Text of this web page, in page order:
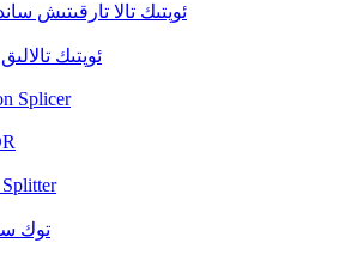
ئوپتىك تالا تارقىتىش
ئوپتىك
Splicer
توك